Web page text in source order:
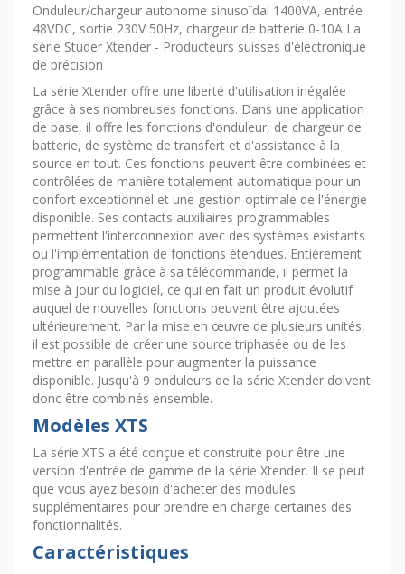
Onduleur/chargeur autonome sinusoïdal 1400VA, entrée
48VDC, sortie 230V 50Hz, chargeur de batterie 0-10A La
série Studer Xtender - Producteurs suisses d'électronique
de précision
La série Xtender offre une liberté d'utilisation inégalée
grâce à ses nombreuses fonctions. Dans une application
de base, il offre les fonctions d'onduleur, de chargeur de
batterie, de système de transfert et d'assistance à la
source en tout. Ces fonctions peuvent être combinées et
contrôlées de manière totalement automatique pour un
confort exceptionnel et une gestion optimale de l'énergie
disponible. Ses contacts auxiliaires programmables
permettent l'interconnexion avec des systèmes existants
ou l'implémentation de fonctions étendues. Entièrement
programmable grâce à sa télécommande, il permet la
mise à jour du logiciel, ce qui en fait un produit évolutif
auquel de nouvelles fonctions peuvent être ajoutées
ultérieurement. Par la mise en œuvre de plusieurs unités,
il est possible de créer une source triphasée ou de les
mettre en parallèle pour augmenter la puissance
disponible. Jusqu'à 9 onduleurs de la série Xtender doivent
donc être combinés ensemble.
Modèles XTS
La série XTS a été conçue et construite pour être une
version d'entrée de gamme de la série Xtender. Il se peut
que vous ayez besoin d'acheter des modules
supplémentaires pour prendre en charge certaines des
fonctionnalités.
Caractéristiques